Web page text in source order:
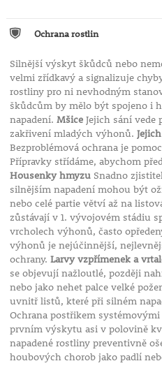
Ochrana rostlin
Silnější výskyt škůdců nebo
velmi zřídkavý a signalizuje
rostliny pro ni nevhodným
škůdcům by mělo být spojeno i
napadení. MšiceJejich sání vede
zakřivení mladých výhonů.
Bezproblémová ochrana je
Přípravky střídáme, abychom
Housenky hmyzuSnadno
silnějším napadení mohou být
nebo celé partie větví až na
zůstávají v 1. vývojovém stádiu
vrcholech výhonů, často
výhonů je nejúčinnější,
ochrany. Larvy vzpřímenek a
se objevují nažloutlé, později
nebo jako nehet palce velké
uvnitř listů, které při silném
Ochrana postřikem
prvním výskytu asi v polovině
napadené rostliny preventivně
houbových chorob jako padlí